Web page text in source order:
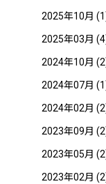
2025年10月
2025年03月
2024年10月
2024年07月
2024年02月
2023年09月
2023年05月
2023年02月